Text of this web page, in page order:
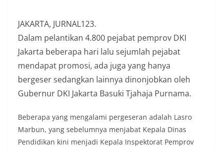
JAKARTA, JURNAL123.
Dalam pelantikan 4.800 pejabat pemprov DKI
Jakarta beberapa hari lalu sejumlah pejabat
mendapat promosi, ada juga yang hanya
bergeser sedangkan lainnya dinonjobkan oleh
Gubernur DKI Jakarta Basuki Tjahaja Purnama.
Beberapa yang mengalami pergeseran adalah Lasro
Marbun, yang sebelumnya menjabat Kepala Dinas
Pendidikan kini menjadi Kepala Inspektorat Pemprov